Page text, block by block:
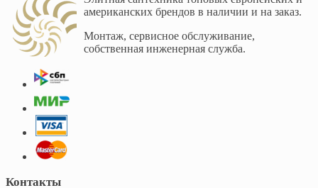
американских брендов в наличии и на заказ.
Монтаж, сервисное обслуживание,
собственная инженерная служба.
Контакты